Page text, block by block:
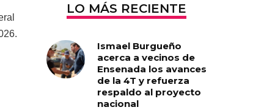
LO MÁS RECIENTE
Ismael Burgueño
acerca a vecinos de
Ensenada los avances
de la 4T y refuerza
respaldo al proyecto
nacional